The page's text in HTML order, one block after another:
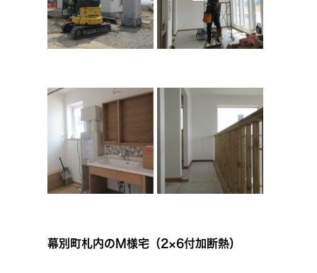
幕別町札内のM様宅（2×6付加断熱）